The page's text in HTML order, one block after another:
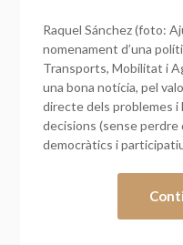
Raquel Sánchez (foto:
nomenament d’una
Transports, Mobilitat i
una bona notícia, pel
directe dels problemes i
decisions (sense
democràtics i